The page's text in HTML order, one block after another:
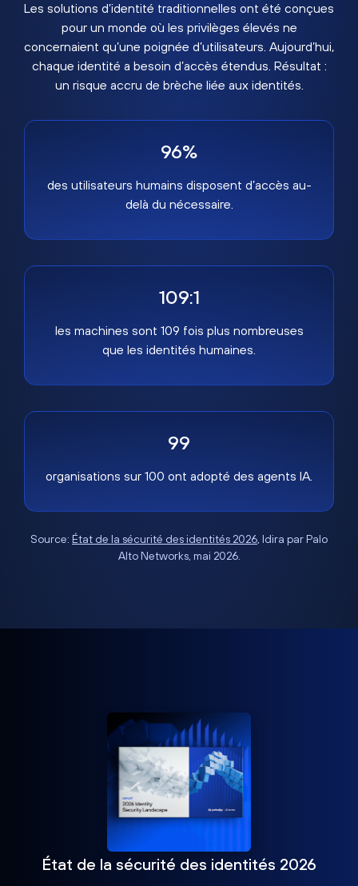
Les solutions d’identité traditionnelles ont été conçues
pour un monde où les privilèges élevés ne
concernaient qu’une poignée d’utilisateurs. Aujourd’hui,
chaque identité a besoin d’accès étendus. Résultat :
un risque accru de brèche liée aux identités.
96%
des utilisateurs humains disposent d’accès au-
delà du nécessaire.
109:1
les machines sont 109 fois plus nombreuses
que les identités humaines.
99
organisations sur 100 ont adopté des agents IA.
Source: État de la sécurité des identités 2026, Idira par Palo
Alto Networks, mai 2026.
État de la sécurité des identités 2026